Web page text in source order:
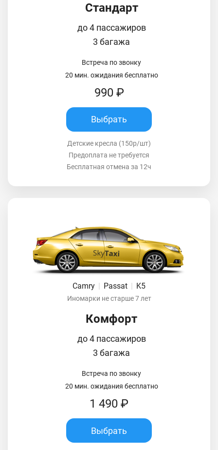
Стандарт
до 4 пассажиров
3 багажа
Встреча по звонку
20 мин. ожидания бесплатно
990 ₽
Выбрать
Детские кресла (150р/шт)
Предоплата не требуется
Бесплатная отмена за 12ч
Camry Passat K5
Иномарки не старше 7 лет
Комфорт
до 4 пассажиров
3 багажа
Встреча по звонку
20 мин. ожидания бесплатно
1 490 ₽
Выбрать